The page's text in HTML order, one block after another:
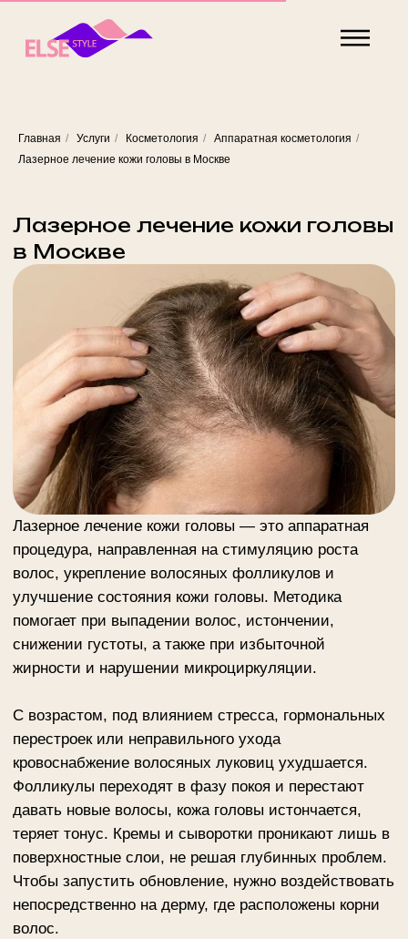
Главная / Услуги / Косметология / Аппаратная косметология /
Лазерное лечение кожи головы в Москве
Лазерное лечение кожи головы
Лазерное лечение кожи головы — это аппаратная
процедура, направленная на стимуляцию роста
волос, укрепление волосяных фолликулов и
улучшение состояния кожи головы. Методика
помогает при выпадении волос, истончении,
снижении густоты, а также при избыточной
жирности и нарушении микроциркуляции.
С возрастом, под влиянием стресса, гормональных
перестроек или неправильного ухода
кровоснабжение волосяных луковиц ухудшается.
Фолликулы переходят в фазу покоя и перестают
давать новые волосы, кожа головы истончается,
теряет тонус. Кремы и сыворотки проникают лишь в
Чтобы запустить обновление, нужно воздействовать
непосредственно на дерму, где расположены корни
волос.
применяется аппарат Vivace. Эта технология
радиочастотный прогрев. Тончайшие позолоченные
иглы создают микроканалы в коже, а RF-энергия
доставляется точно на заданную глубину, прогревая
ткани и стимулируя выработку коллагена. В ответ на
такое воздействие активизируются спящие
волосяные фолликулы, усиливается местное
кровообращение, улучшается питание и насыщение
кислородом, что создает благоприятные условия
для роста новых волос и укрепления
существующих.
стоимость от 30 000 ₽